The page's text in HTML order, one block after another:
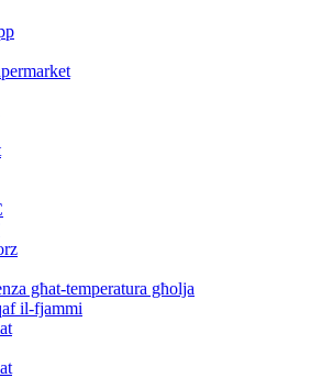
għat-temperatura għolja
il-fjammi